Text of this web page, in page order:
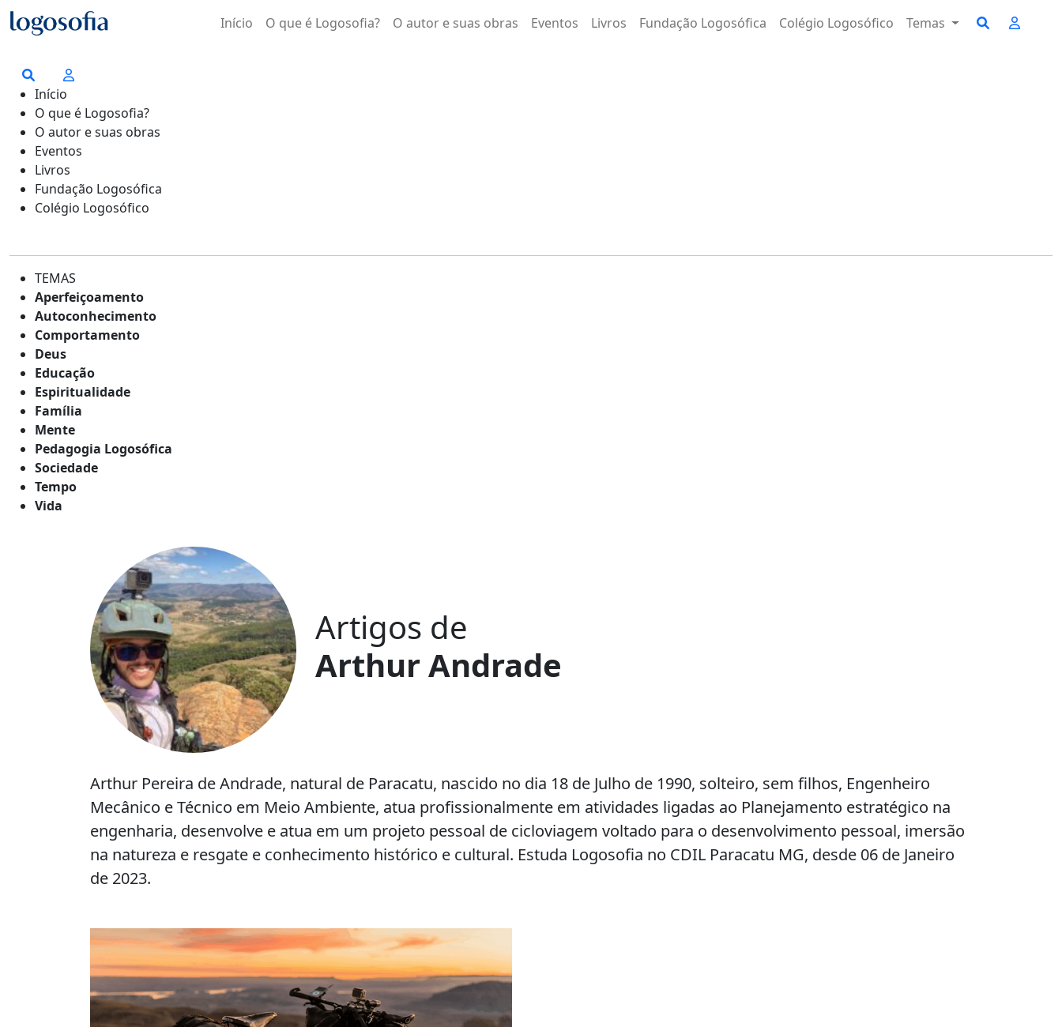
Início O que é Logosofia? O autor e suas obras Eventos Livros Fundação Logosófica Colégio Logosófico Temas
Início
O que é Logosofia?
O autor e suas obras
Eventos
Livros
Fundação Logosófica
Colégio Logosófico
TEMAS
Aperfeiçoamento
Autoconhecimento
Comportamento
Deus
Educação
Espiritualidade
Família
Mente
Pedagogia Logosófica
Sociedade
Tempo
Vida
Artigos de
Arthur Andrade
Arthur Pereira de Andrade, natural de Paracatu, nascido no dia 18 de Julho de 1990, solteiro, sem filhos, Engenheiro
Mecânico e Técnico em Meio Ambiente, atua profissionalmente em atividades ligadas ao Planejamento estratégico na
engenharia, desenvolve e atua em um projeto pessoal de cicloviagem voltado para o desenvolvimento pessoal, imersão
na natureza e resgate e conhecimento histórico e cultural. Estuda Logosofia no CDIL Paracatu MG, desde 06 de Janeiro
de 2023.